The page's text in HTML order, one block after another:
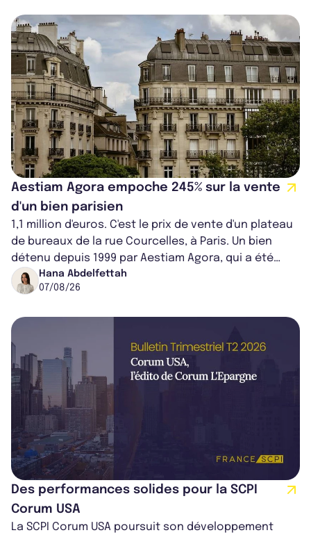
Aestiam Agora empoche 245% sur la vente
d'un bien parisien
1,1 million d'euros. C'est le prix de vente d'un plateau
de bureaux de la rue Courcelles, à Paris. Un bien
détenu depuis 1999 par Aestiam Agora, qui a été
cédé avec une plus-value...
Hana Abdelfettah
07/08/26
Des performances solides pour la SCPI
Corum USA
La SCPI Corum USA poursuit son développement